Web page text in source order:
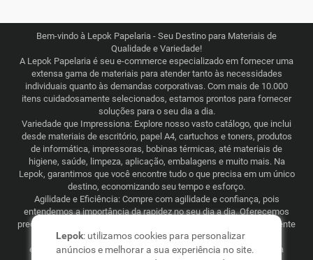
Bem-vindo à Lepok Papelaria - Seu Destino para Materiais de
Qualidade e Variedade!
A Lepok Papelaria é seu e-commerce especializado em fornecer uma
extensa gama de materiais para atender tanto às necessidades
individuais quanto às demandas corporativas. Com mais de 10.000
itens cuidadosamente selecionados, estamos prontos para fornecer
soluções para o seu dia a dia.
Variedade que Impressiona: Explore nosso vasto catálogo, que inclui
desde materiais de escritório, papel A4, cartuchos e toners, produtos
de informática, impressoras, bobinas térmicas, até materiais de
higiene, saúde, limpeza, aplicação, embalagens e muito mais. Na
Lepok, garantimos que você encontre tudo o que precisa em um único
destino, economizando seu tempo e esforço.
Agilidade e Eficiência: Compre com agilidade e confiança, pois
entendemos a importância da rapidez no seu dia a dia. Oferecemos
preços justos e competitivos, combinados com uma logística eficiente
que abrange todo o Brasil. Seja para consumo recorrente ou
esporádico, a Lepok Papelaria está comprometida em tornar sua
Lepok: utilizamos cookies para personalizar
anúncios e melhorar a sua experiência no site.